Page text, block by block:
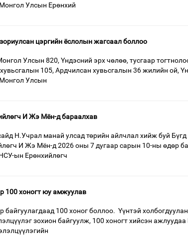
Улсын Ерөнхий
цэргийн ёслолын жагсаал боллоо
Улсын 820, Үндэсний эрх чөлөө, тусгаар
105, Ардчилсан хувьсгалын 36 жилийн ой,
Улсын
И Жэ Мён-д бараалхав
Н.Учрал манай улсад төрийн айлчлал хийж буй
И Жэ Мён-д 2026 оны 7 дугаар сарын 10-ны өдөр
ын Ерөнхийлөгч
100 хоногт юу амжуулав
байгуулагдаад 100 хоног боллоо. Үүнтэй
зохион байгуулж, 100 хоногт хийсэн